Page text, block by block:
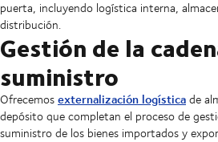
puerta, incluyendo logística interna,
distribución.
Gestión de la
suministro
Ofrecemosexternalización logísticade
depósito que completan el proceso de
suministro de los bienes importados y